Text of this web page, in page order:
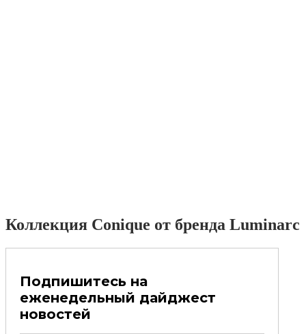
Коллекция Conique от бренда Luminarc
Подпишитесь на
еженедельный дайджест
новостей